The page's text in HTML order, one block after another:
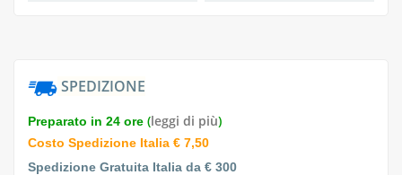
SPEDIZIONE
Preparato in 24 ore (leggi di più)
Costo Spedizione Italia € 7,50
Spedizione Gratuita Italia da € 300